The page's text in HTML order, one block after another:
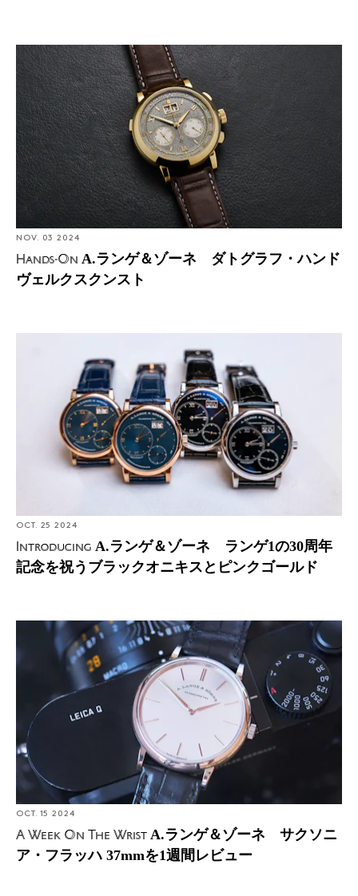
Hands-On: A.ランゲ＆ゾーネ ダトグラフ・ハンドヴェ
ルクスクンスト
NOV. 03 2024
Hands-On A.ランゲ＆ゾーネ ダトグラフ・ハンド
ヴェルクスクンスト
祝うブラックオニキスとピンクゴールド
OCT. 25 2024
Introducing A.ランゲ＆ゾーネ ランゲ1の30周年
記念を祝うブラックオニキスとピンクゴールド
A Week On The Wrist: A.ランゲ＆ゾーネ サクソニア・
フラッハ 37mmを1週間レビュー
OCT. 15 2024
A Week On The Wrist A.ランゲ＆ゾーネ サクソニ
ア・フラッハ 37mmを1週間レビュー